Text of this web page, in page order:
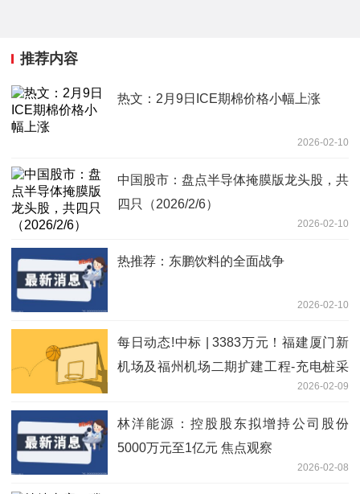
推荐内容
热文：2月9日ICE期棉价格小幅上涨
2026-02-10
中国股市：盘点半导体掩膜版龙头股，共
四只（2026/2/6）
2026-02-10
热推荐：东鹏饮料的全面战争
2026-02-10
每日动态!中标 | 3383万元！福建厦门新
机场及福州机场二期扩建工程-充电桩采
2026-02-09
林洋能源：控股股东拟增持公司股份
5000万元至1亿元 焦点观察
2026-02-08